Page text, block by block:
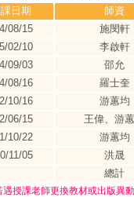
日期
師資
08/15
施閔軒
02/10
李啟軒
09/03
邵允
08/16
羅士奎
10/16
游蕙均
06/15
王偉、游
10/22
游蕙均
11/05
洪晟
總計
授課老師更換教材或出版異